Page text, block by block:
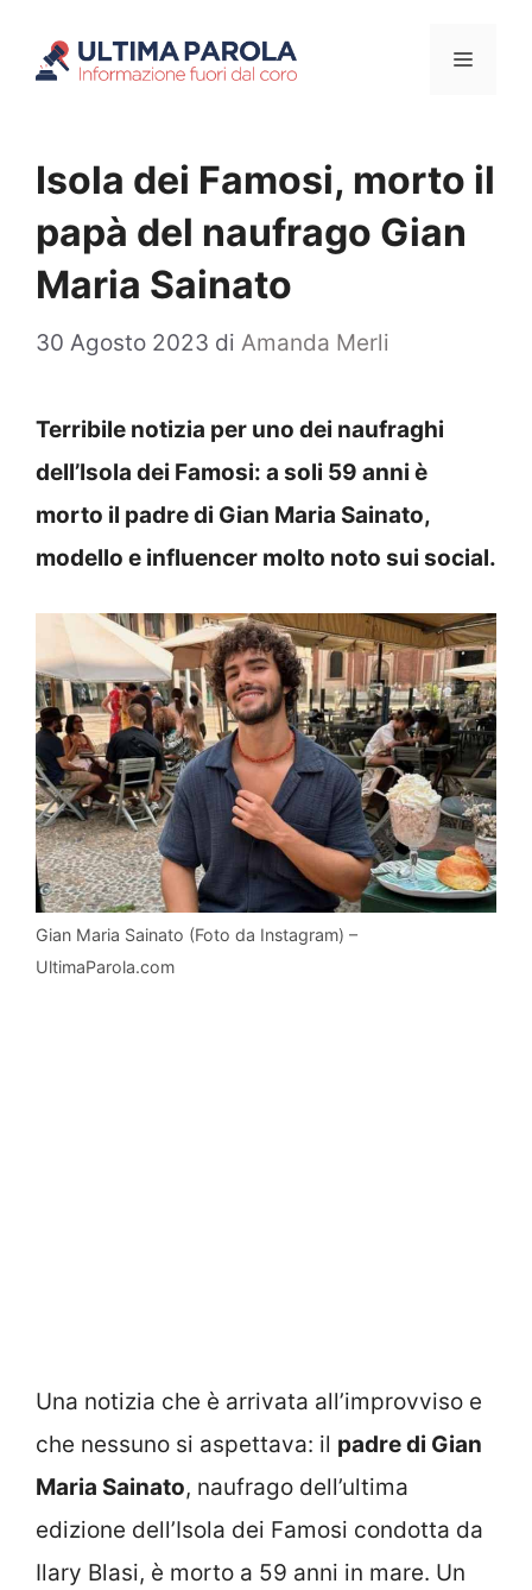
Menu
Isola dei Famosi, morto il
papà del naufrago Gian
Maria Sainato
30 Agosto 2023 di Amanda Merli
Terribile notizia per uno dei naufraghi
dell’Isola dei Famosi: a soli 59 anni è
morto il padre di Gian Maria Sainato,
modello e influencer molto noto sui social.
Gian Maria Sainato (Foto da Instagram) –
UltimaParola.com
Una notizia che è arrivata all’improvviso e
che nessuno si aspettava: il padre di Gian
Maria Sainato, naufrago dell’ultima
edizione dell’Isola dei Famosi condotta da
Ilary Blasi, è morto a 59 anni in mare. Un